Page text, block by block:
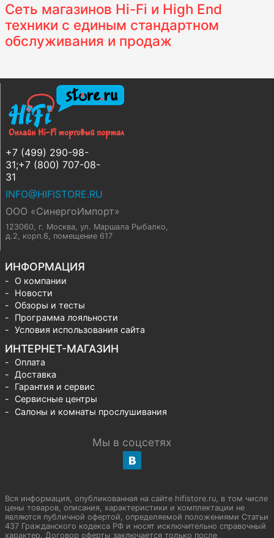
Сеть магазинов Hi-Fi и High End
техники с единым стандартном
обслуживания и продаж
+7 (499) 290-98-
31;+7 (800) 707-08-
31
INFO@HIFISTORE.RU
ООО «СинергоИмпорт»
123060, г. Москва, ул. Маршала Рыбалко,
д.2, корп.6, помещение 617
ИНФОРМАЦИЯ
О компании
Новости
Обзоры и тесты
Программа лояльности
Условия использования сайта
ИНТЕРНЕТ-МАГАЗИН
Оплата
Доставка
Гарантия и сервис
Сервисные центры
Салоны и комнаты прослушивания
Мы в соцсетях
Вся информация, опубликованная на сайте hifistore.ru, в том числе
цены товаров, описания, характеристики и комплектации не
являются публичной офертой, определяемой положениями Статьи
437 Гражданского кодекса РФ и носят исключительно справочный
характер. Договор оферты заключается только после